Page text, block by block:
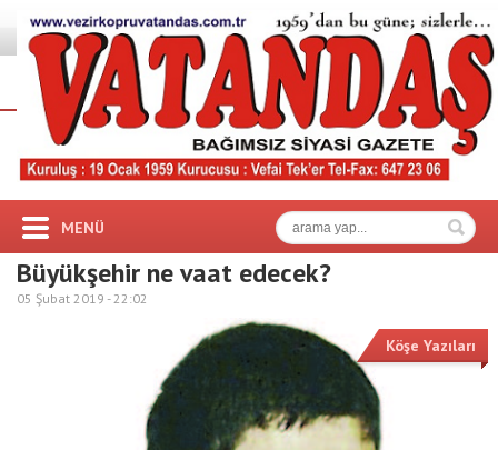
MENÜ
Büyükşehir ne vaat edecek?
05 Şubat 2019 -22:02
Köşe Yazıları